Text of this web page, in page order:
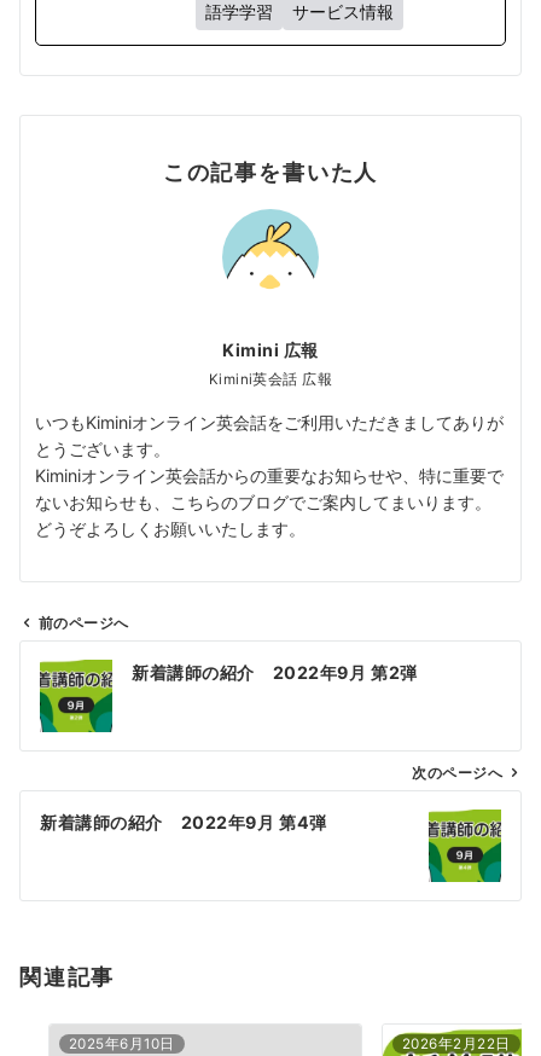
語学学習
サービス情報
この記事を書いた人
Kimini 広報
Kimini英会話 広報
いつもKiminiオンライン英会話をご利用いただきましてありが
とうございます。
Kiminiオンライン英会話からの重要なお知らせや、特に重要で
ないお知らせも、こちらのブログでご案内してまいります。
どうぞよろしくお願いいたします。
ビ
ン
前のページへ
新着講師の紹介 2022年9月 第2弾
次のページへ
新着講師の紹介 2022年9月 第4弾
関連記事
2025年6月10日 2026年2月22日